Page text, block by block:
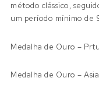
método clássico,
um período mínimo de
Medalha de Ouro –
Medalha de Ouro –